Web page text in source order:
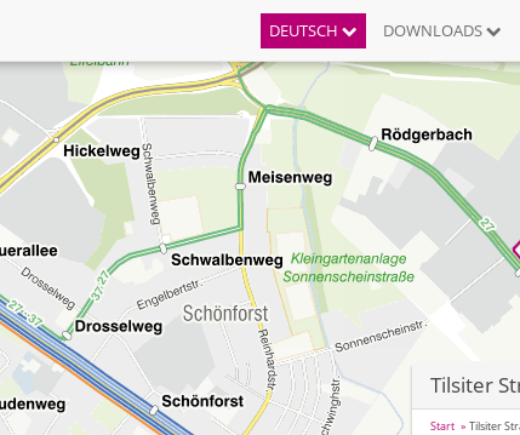
DEUTSCH DOWNLOADS
Tilsiter
Start Tilsiter